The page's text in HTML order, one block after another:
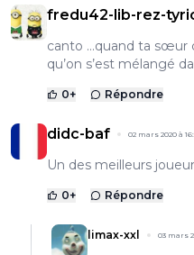
fredu42-lib-rez-
canto …quand ta sœur
qu’on s’est mélangé
0+ Répondre
didc-baf 02 mars 2020 à
Un des meilleurs
0+ Répondre
limax-xxl 03 mars